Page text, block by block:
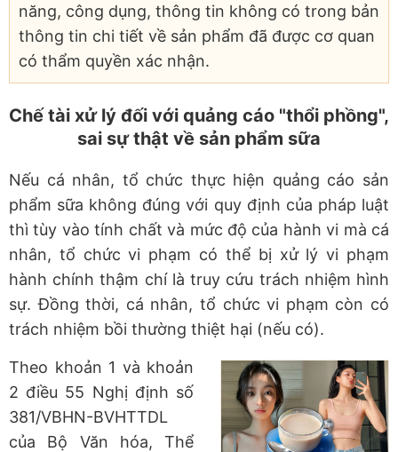
năng, công dụng, thông tin không có trong bản
thông tin chi tiết về sản phẩm đã được cơ quan
có thẩm quyền xác nhận.
Chế tài xử lý đối với quảng cáo "thổi phồng",
sai sự thật về sản phẩm sữa
Nếu cá nhân, tổ chức thực hiện quảng cáo sản
phẩm sữa không đúng với quy định của pháp luật
thì tùy vào tính chất và mức độ của hành vi mà cá
nhân, tổ chức vi phạm có thể bị xử lý vi phạm
hành chính thậm chí là truy cứu trách nhiệm hình
sự. Đồng thời, cá nhân, tổ chức vi phạm còn có
trách nhiệm bồi thường thiệt hại (nếu có).
Theo khoản 1 và khoản
2 điều 55 Nghị định số
381/VBHN-BVHTTDL
của Bộ Văn hóa, Thể